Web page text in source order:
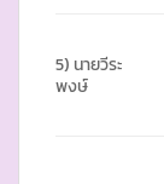
5) นายวีระ
พงษ์